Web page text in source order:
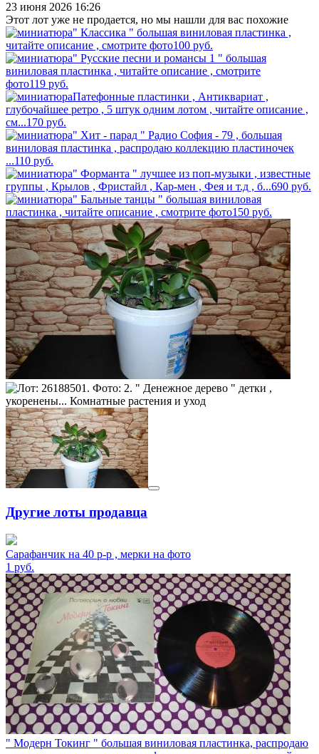
23 июня 2026 16:26
Этот лот уже не продается, но мы нашли для вас похожие
" Классика " большая виниловая пластинка ,
читайте описание , смотрите фото100 руб.
" Русские песни и романсы 1 " большая
виниловая пластинка , читайте описание , смотрите
фото119 руб.
Патефонные пластинки , Антиквариат ,
глубочайшее ретро , 5 штук одним лотом , читайте описание ,
см...170 руб.
" Хит - парад " Радио София - 79 , большая
виниловая пластинка , распродаю коллекцию пластиночек
...110 руб.
" Форманта " лучшее из поп-музыки , известные
группы , Крылов , Фристайл , Кар-мен , Фея и т.д , б...690 руб.
" Бальные танцы " большая виниловая
пластинка , читайте описание , смотрите фото150 руб.
Другие лоты продавца
Сарафанчик на 40 р-р , мерки на фото
1 руб.
" Модерн Токинг " большая виниловая пластинка, распродаю